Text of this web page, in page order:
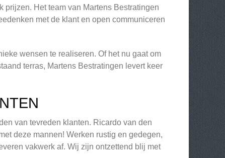
Het team van Martens Bestratingen
met de klant en open communiceren
wensen te realiseren. Of het nu gaat om
terras, Martens Bestratingen levert keer
van tevreden klanten. Ricardo van den
deze mannen! Werken rustig en gedegen,
vakwerk af. Wij zijn ontzettend blij met